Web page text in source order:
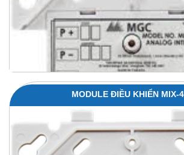
MODULE ĐIỀU KHIỂN MIX-